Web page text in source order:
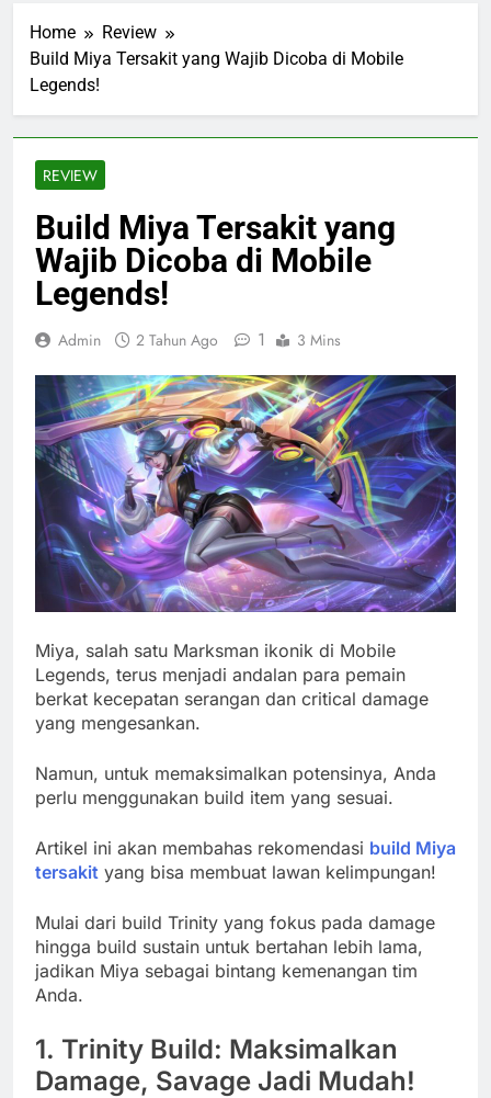
Home
Review
Build Miya Tersakit yang Wajib Dicoba di Mobile
Legends!
REVIEW
Build Miya Tersakit yang
Wajib Dicoba di Mobile
Legends!
Admin 2 Tahun Ago 1 3 Mins
Miya, salah satu Marksman ikonik di Mobile
Legends, terus menjadi andalan para pemain
berkat kecepatan serangan dan critical damage
yang mengesankan.
Namun, untuk memaksimalkan potensinya, Anda
perlu menggunakan build item yang sesuai.
Artikel ini akan membahas rekomendasi build Miya
tersakit yang bisa membuat lawan kelimpungan!
Mulai dari build Trinity yang fokus pada damage
hingga build sustain untuk bertahan lebih lama,
jadikan Miya sebagai bintang kemenangan tim
Anda.
1. Trinity Build: Maksimalkan
Damage, Savage Jadi Mudah!